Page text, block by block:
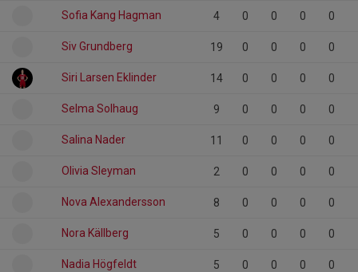
Sofia Kang Hagman 4 0 0 0 0
Siv Grundberg 19 0 0 0 0
Siri Larsen Eklinder 14 0 0 0 0
Selma Solhaug 9 0 0 0 0
Salina Nader 11 0 0 0 0
Olivia Sleyman 2 0 0 0 0
Nova Alexandersson 8 0 0 0 0
Nora Källberg 5 0 0 0 0
Nadia Högfeldt 5 0 0 0 0